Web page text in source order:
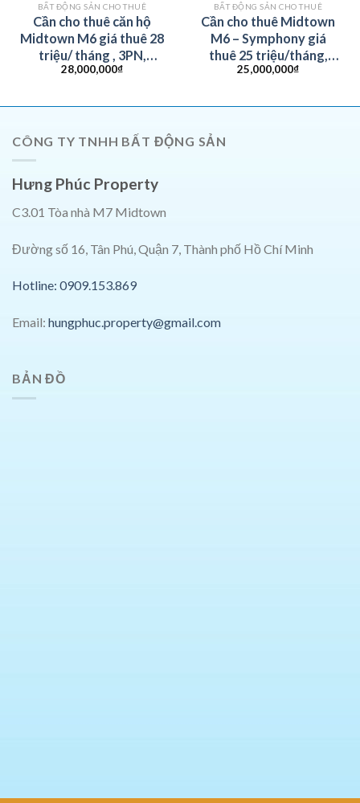
BẤT ĐỘNG SẢN CHO THUÊ
Cần cho thuê căn hộ
Midtown M6 giá thuê 28
triệu/ tháng , 3PN,
98m2. LH:
28,000,000₫
BẤT ĐỘNG SẢN CHO THUÊ
Cần cho thuê Midtown
M6 – Symphony giá
thuê 25 triệu/tháng,
2PN, đầy đủ nội thất.
0763309584_Ms.Nga
25,000,000₫
CÔNG TY TNHH BẤT ĐỘNG SẢN
Hưng Phúc Property
C3.01 Tòa nhà M7 Midtown
Đường số 16, Tân Phú, Quận 7, Thành phố Hồ Chí Minh
Hotline: 0909.153.869
Email: hungphuc.property@gmail.com
BẢN ĐỒ